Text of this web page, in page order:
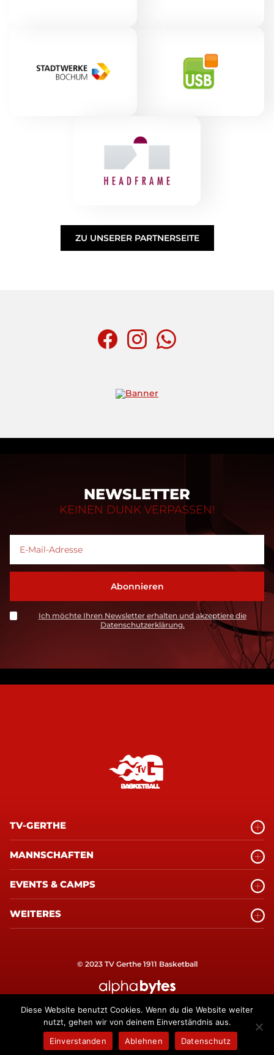
ZU UNSERER PARTNERSEITE
NEWSLETTER
KEINEN DUNK VERPASSEN!
Ich möchte Ihren Newsletter erhalten und akzeptiere die
Datenschutzerklärung.
TV-GERTHE
MANNSCHAFTEN
EVENTS & CAMPS
WEITERES
© 2023 TV Gerthe 1911 Basketball
Diese Website benutzt Cookies. Wenn du die Website weiter
nutzt, gehen wir von deinem Einverständnis aus.
Einverstanden
Ablehnen Datenschutz